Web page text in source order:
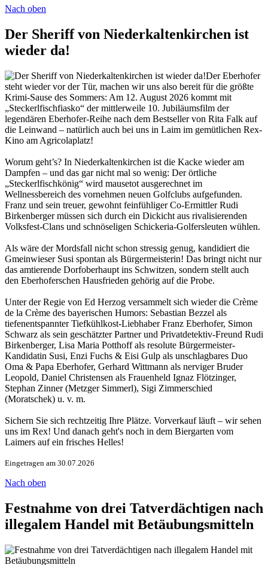
Nach oben
Der Sheriff von Niederkaltenkirchen ist
wieder da!
Der Eberhofer
steht wieder vor der Tür, machen wir uns also bereit für die größte
Krimi-Sause des Sommers: Am 12. August 2026 kommt mit
„Steckerlfischfiasko“ der mittlerweile 10. Jubiläumsfilm der
legendären Eberhofer-Reihe nach dem Bestseller von Rita Falk auf
die Leinwand – natürlich auch bei uns in Laim im gemütlichen Rex-
Kino am Agricolaplatz!
Worum geht’s? In Niederkaltenkirchen ist die Kacke wieder am
Dampfen – und das gar nicht mal so wenig: Der örtliche
„Steckerlfischkönig“ wird mausetot ausgerechnet im
Wellnessbereich des vornehmen neuen Golfclubs aufgefunden.
Franz und sein treuer, gewohnt feinfühliger Co-Ermittler Rudi
Birkenberger müssen sich durch ein Dickicht aus rivalisierenden
Volksfest-Clans und schnöseligen Schickeria-Golfersleuten wühlen.
Als wäre der Mordsfall nicht schon stressig genug, kandidiert die
Gmeinwieser Susi spontan als Bürgermeisterin! Das bringt nicht nur
das amtierende Dorfoberhaupt ins Schwitzen, sondern stellt auch
den Eberhoferschen Hausfrieden gehörig auf die Probe.
Unter der Regie von Ed Herzog versammelt sich wieder die Crème
de la Crème des bayerischen Humors: Sebastian Bezzel als
tiefenentspannter Tiefkühlkost-Liebhaber Franz Eberhofer, Simon
Schwarz als sein geschätzter Partner und Privatdetektiv-Freund Rudi
Birkenberger, Lisa Maria Potthoff als resolute Bürgermeister-
Kandidatin Susi, Enzi Fuchs & Eisi Gulp als unschlagbares Duo
Oma & Papa Eberhofer, Gerhard Wittmann als nerviger Bruder
Leopold, Daniel Christensen als Frauenheld Ignaz Flötzinger,
Stephan Zinner (Metzger Simmerl), Sigi Zimmerschied
(Moratschek) u. v. m.
Sichern Sie sich rechtzeitig Ihre Plätze. Vorverkauf läuft – wir sehen
uns im Rex! Und danach geht's noch in dem Biergarten vom
Laimers auf ein frisches Helles!
Eingetragen am 30.07.2026
Nach oben
Festnahme von drei Tatverdächtigen nach
illegalem Handel mit Betäubungsmitteln